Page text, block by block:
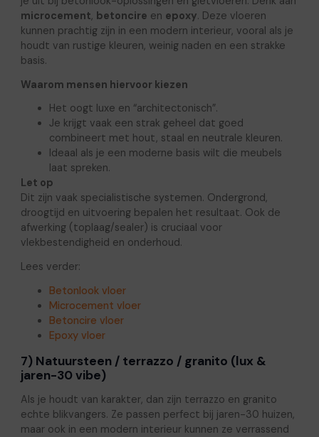
microcement betoncire en epoxy. Deze vloeren
kunnen prachtig zijn in een modern interieur, vooral als je
houdt van rustige kleuren, weinig naden en een strakke
basis.
Waarom mensen hiervoor kiezen
Het oogt luxe en “architectonisch”.
Je krijgt vaak een strak geheel dat goed
combineert met hout, staal en neutrale kleuren.
Ideaal als je een moderne basis wilt die meubels
laat spreken.
Let op
Dit zijn vaak specialistische systemen. Ondergrond,
droogtijd en uitvoering bepalen het resultaat. Ook de
afwerking (toplaag/sealer) is cruciaal voor
vlekbestendigheid en onderhoud.
Lees verder:
Betonlook vloer
Microcement vloer
Betoncire vloer
Epoxy vloer
7) Natuursteen / terrazzo / granito (lux &
jaren-30 vibe)
Als je houdt van karakter, dan zijn terrazzo en granito
echte blikvangers. Ze passen perfect bij jaren-30 huizen,
maar ook in een modern interieur kunnen ze verrassend